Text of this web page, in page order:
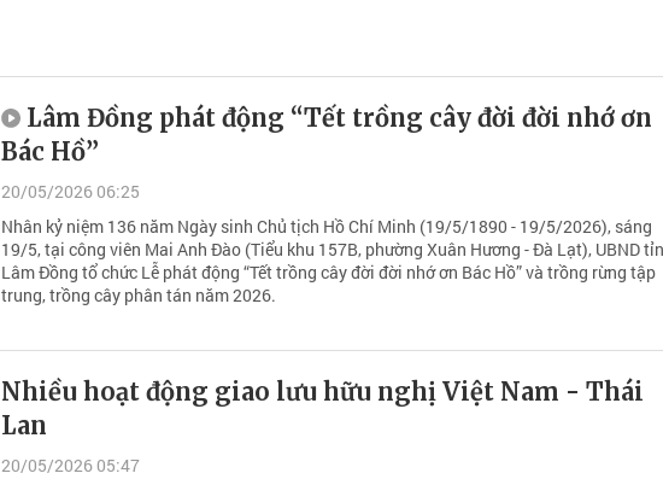
Lâm Đồng phát động “Tết trồng cây đời đời nhớ ơn
Bác Hồ”
20/05/2026 06:25
Nhân kỷ niệm 136 năm Ngày sinh Chủ tịch Hồ Chí Minh (19/5/1890 - 19/5/2026), sáng
19/5, tại công viên Mai Anh Đào (Tiểu khu 157B, phường Xuân Hương - Đà Lạt), UBND
Lâm Đồng tổ chức Lễ phát động “Tết trồng cây đời đời nhớ ơn Bác Hồ” và trồng rừng tập
trung, trồng cây phân tán năm 2026.
Nhiều hoạt động giao lưu hữu nghị Việt Nam - Thái
Lan
20/05/2026 05:47